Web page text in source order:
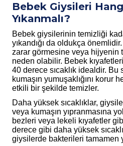
Bebek Giysileri
Yıkanmalı?
Bebek giysilerinin temizliği
yıkandığı da oldukça
zarar görmesine veya hijyenin
neden olabilir. Bebek
40 derece sıcaklık idealdir. Bu
kumaşın yumuşaklığını korur
etkili bir şekilde temizler.
Daha yüksek sıcaklıklar,
veya kumaşın yıpranmasına
bezleri veya lekeli kıyafetler
derece gibi daha yüksek
giysilerde bakterileri tamamen